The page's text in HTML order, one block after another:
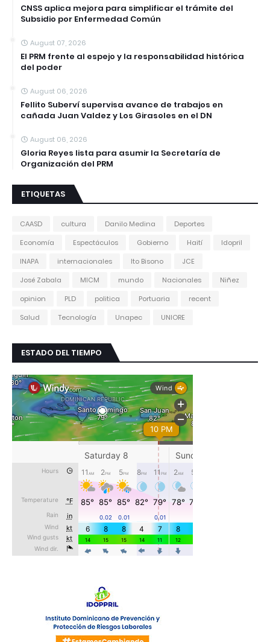
CNSS aplica mejora para simplificar el trámite del
Subsidio por Enfermedad Común
August 07, 2026
El PRM frente al espejo y la responsabilidad histórica
del poder
August 06, 2026
Fellito Suberví supervisa avance de trabajos en
cañada Juan Valdez y Los Girasoles en el DN
August 06, 2026
Gloria Reyes lista para asumir la Secretaría de
Organización del PRM
ETIQUETAS
CAASD cultura Danilo Medina
Deportes
Economía
Espectáculos Gobierno Haití
Idopril
INAPA
internacionales Ito Bisono
JCE
José Zabala
MICM mundo Nacionales
Niñez
opinion
PLD politica Portuaria
recent
Salud
Tecnología Unapec UNIORE
ESTADO DEL TIEMPO